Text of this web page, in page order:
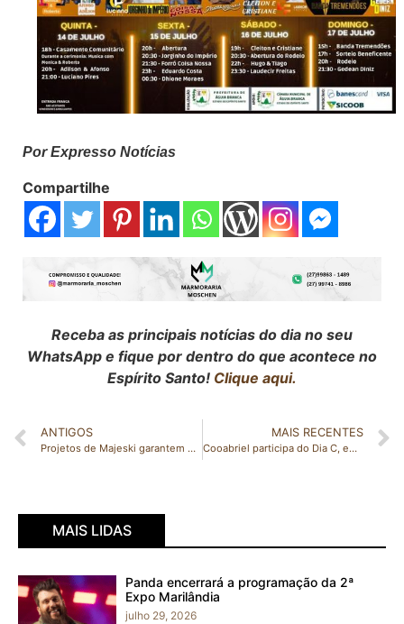
Por Expresso Notícias
Compartilhe
Receba as principais notícias do dia no seu
WhatsApp e fique por dentro do que acontece no
Espírito Santo! Clique aqui.
ANTIGOS
Projetos de Majeski garantem que ausências previstas na lei não afetem pagamento do Bônus Desempenho
MAIS RECENTES
Cooabriel participa do Dia C, em São Gabriel da Palha
MAIS LIDAS
Panda encerrará a programação da 2ª
Expo Marilândia
julho 29, 2026